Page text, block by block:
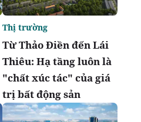
Từ Thảo Điền đến Lái
Thiêu: Hạ tầng luôn là
"chất xúc tác" của giá
trị bất động sản
Thị trường